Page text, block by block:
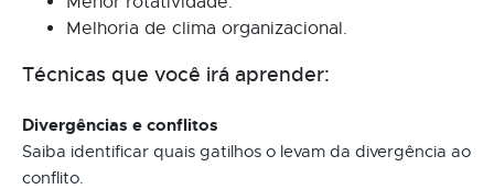
Melhoria de clima organizacional.
Técnicas que você irá aprender:
Divergências e conflitos
Saiba identificar quais gatilhos o levam da divergência ao
conflito.